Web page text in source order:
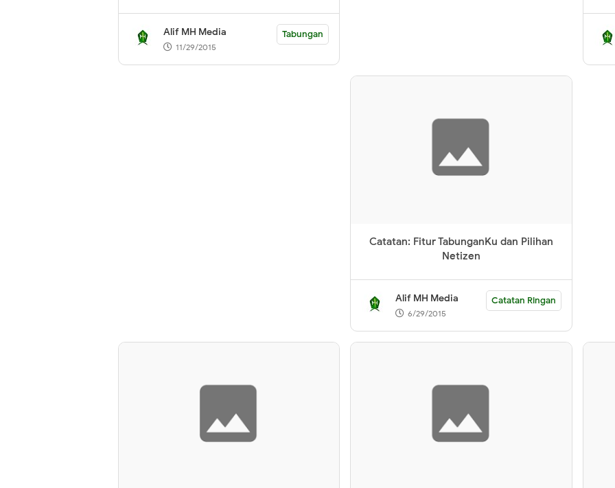
Alif MH Media
11/29/2015
Tabungan
Catatan: Fitur TabunganKu dan Pilihan
Netizen
Alif MH Media
6/29/2015
Catatan Ringan